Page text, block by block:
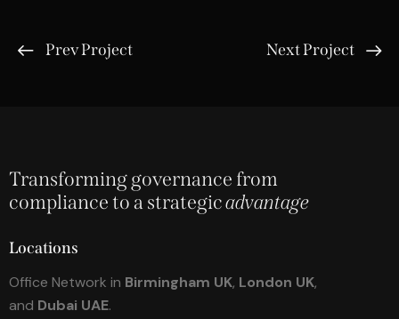
Prev Project Next Project
Transforming governance from
compliance to a strategicadvantage
Locations
Office Network in Birmingham UK, London UK,
and Dubai UAE.